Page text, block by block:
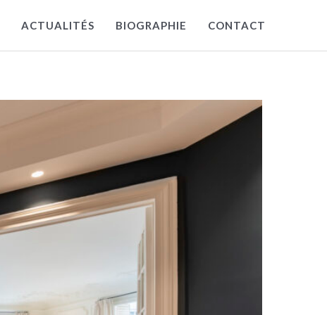
ACTUALITÉS BIOGRAPHIE CONTACT